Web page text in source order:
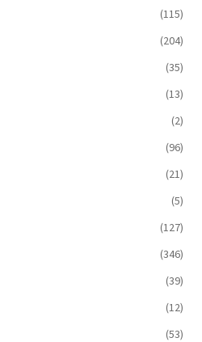
(115)
(204)
(35)
(13)
(2)
(96)
(21)
(5)
(127)
(346)
(39)
(12)
(53)